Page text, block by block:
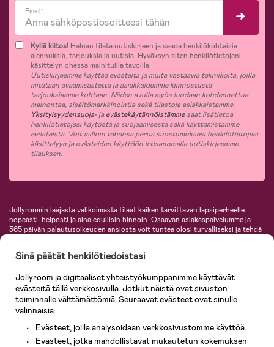
Email*
Kyllä kiitos! Haluan tilata uutiskirjeen ja saada henkilökohtaisia
alennuksia, tarjouksia ja uutisia. Hyväksyn siten henkilötietojeni
käsittelyn ohessa mainituilla tavoilla.
Uutiskirjeemme käyttää evästeitä ja muita vastaavia tekniikoita, joilla
mitataan avaamisastetta ja asiakkaidemme kiinnostusta
tarjouksiamme kohtaan. Niiden avulla myös luodaan kohdennettua
mainontaa, sisältömarkkinointia sekä tilastoja asiakkaistamme.
Yksityisyydensuoja-jaevästekäytännöistämmesaat lisätietoa
henkilötietojesi käytöstä ja suojaamisesta sekä käyttämistämme
evästeistä. Voit milloin tahansa perua suostumuksesi henkilötietojesi
käsittelyyn ja evästeiden käyttöön irtisanomalla uutiskirjeemme
tilauksen.
Jollyroomin laajasta valikoimasta tilaat kaiken tarvittavan lapsiperheelle
nopeasti, helposti ja aina edullisin hinnoin. Osaavan asiakaspalvelumme ja
365 päivän palautusoikeuden ansiosta voit tuntea olosi turvalliseksi ja tehdä
lastentarvikkeita sekä paljon muuta. Meiltä löydät lukuisia tunnettuja
KidKraft, Ergobaby, Philips Avent, Neonate, Cybex, LEGO ja monia muita!
Tervetuloa shoppailemaan Pohjoismaiden suurimpaan lastentarvikkeiden
verkkokauppaan!
Sinä päätät henkilötiedoistasi
Jollyroom ja digitaaliset yhteistyökumppanimme käyttävät
evästeitä tällä verkkosivulla. Jotkut näistä ovat sivuston
toiminnalle välttämättömiä. Seuraavat evästeet ovat sinulle
valinnaisia:
Evästeet, joilla analysoidaan verkkosivustomme käyttöä.
Evästeet, jotka mahdollistavat mukautetun kokemuksen